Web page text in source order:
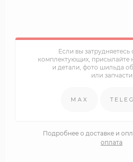
Если вы
комплектующих, присылайте
и детали, фото шильда
или запчасти
MAX
Подробнее о доставке и
оплата